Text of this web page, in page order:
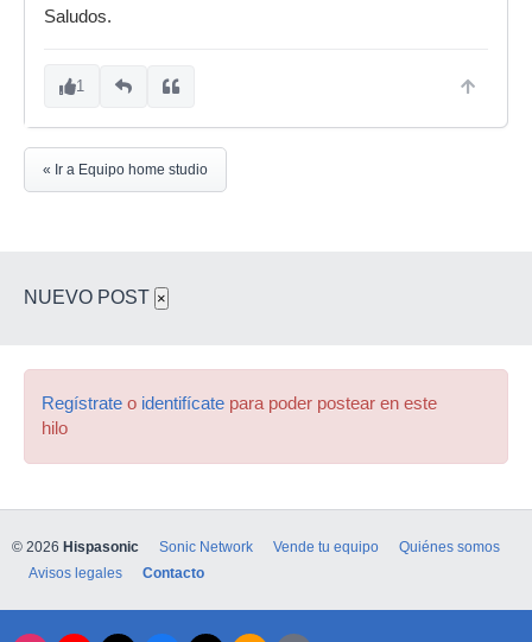
Saludos.
1
« Ir a Equipo home studio
NUEVO POST ×
Regístrate o identifícate para poder postear en este
hilo
© 2026 Hispasonic Sonic Network Vende tu equipo
Quiénes somos
Avisos legales
Contacto